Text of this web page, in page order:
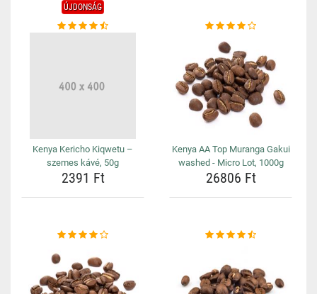
ÚJDONSÁG
Kenya Kericho Kiqwetu –
szemes kávé, 50g
2391 Ft
Kenya AA Top Muranga Gakui
washed - Micro Lot, 1000g
26806 Ft